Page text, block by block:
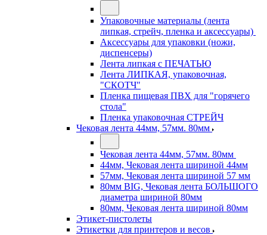
Упаковочные материалы (лента
липкая, стрейч, пленка и аксессуары)
Аксессуары для упаковки (ножи,
диспенсеры)
Лента липкая с ПЕЧАТЬЮ
Лента ЛИПКАЯ, упаковочная,
"СКОТЧ"
Пленка пищевая ПВХ для "горячего
стола"
Пленка упаковочная СТРЕЙЧ
Чековая лента 44мм, 57мм. 80мм
Чековая лента 44мм, 57мм. 80мм
44мм, Чековая лента шириной 44мм
57мм, Чековая лента шириной 57 мм
80мм BIG, Чековая лента БОЛЬШОГО
диаметра шириной 80мм
80мм, Чековая лента шириной 80мм
Этикет-пистолеты
Этикетки для принтеров и весов